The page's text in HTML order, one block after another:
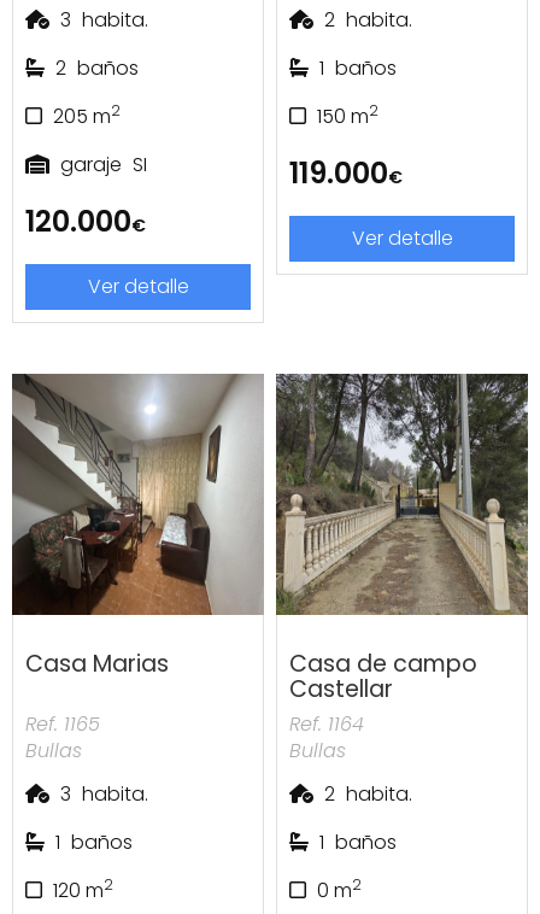
3 habita.
2 baños
205 m2
garaje SI
120.000€
Ver detalle
2 habita.
1 baños
150 m2
119.000€
Ver detalle
Casa Marias
Ref. 1165
Bullas
3 habita.
1 baños
120 m2
Casa de campo
Castellar
Ref. 1164
Bullas
2 habita.
1 baños
0 m2